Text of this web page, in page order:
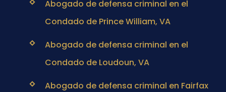
Abogado de defensa criminal en el
Condado de Prince William, VA
Abogado de defensa criminal en el
Condado de Loudoun, VA
Abogado de defensa criminal en Fairfax